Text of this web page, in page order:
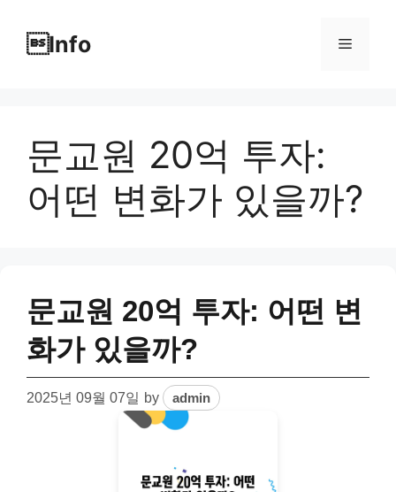
contentInfo Menu
문교원 20억 투자:
어떤 변화가 있을까?
문교원 20억 투자: 어떤 변
화가 있을까?
2025년 09월 07일 by admin